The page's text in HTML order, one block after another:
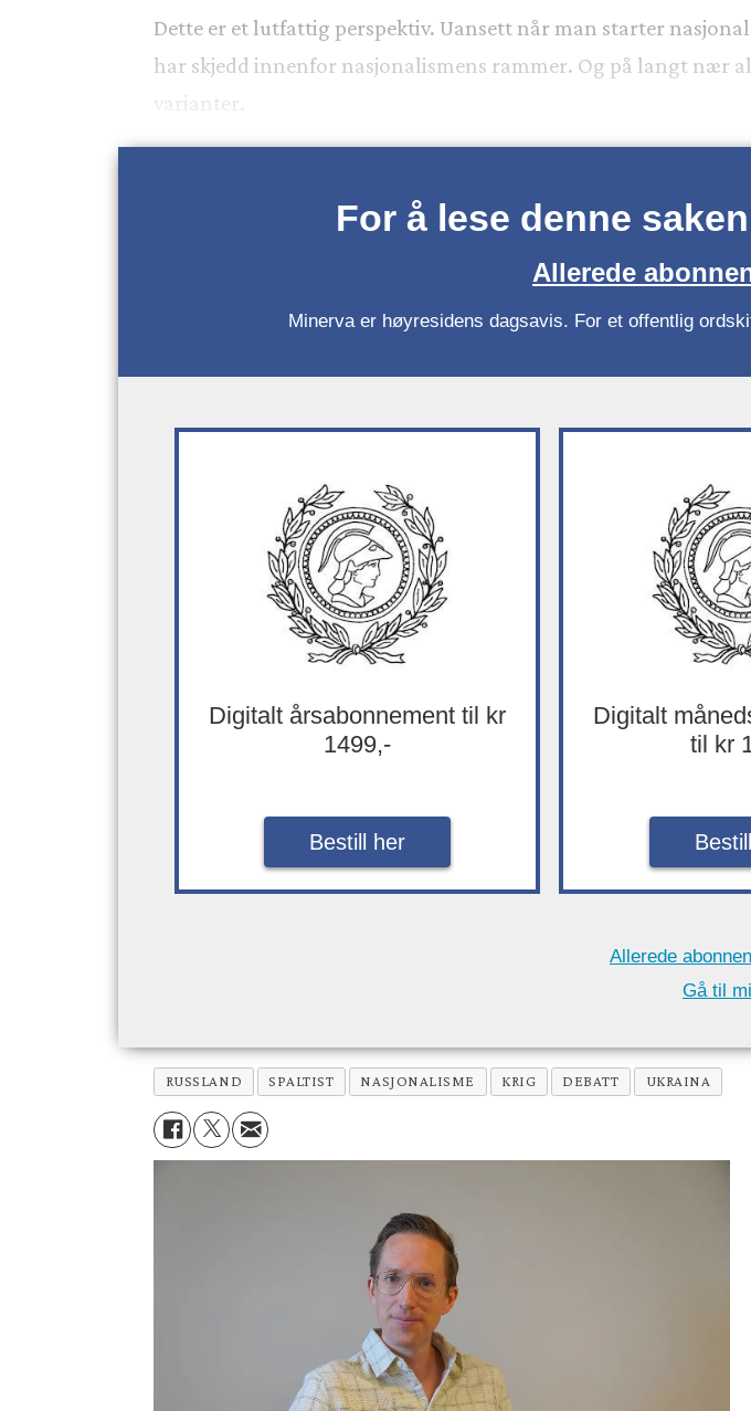
Dette er et lutfattig perspektiv. Uansett når man starter
har skjedd innenfor nasjonalismens rammer. Og på langt nær
varianter.
For å lese denne
Allerede
Minerva er høyresidens dagsavis. For et offentlig
Digitalt årsabonnement til kr
1499,-
Bestill her
Digitalt
til kr
Allerede
Gå til
RUSSLAND SPALTIST NASJONALISME KRIG DEBATT UKRAINA